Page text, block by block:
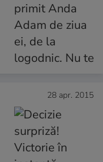
28 apr. 2015